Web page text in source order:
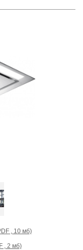
, 10 мб)
, 2 мб)